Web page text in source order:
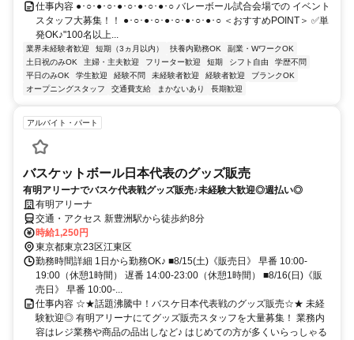
仕事内容 ●･○･●･○･●･○･●･○･●･○ バレーボール試合会場での イベント
スタッフ大募集！！ ●･○･●･○･●･○･●･○･●･○ ＜おすすめPOINT＞ ✅単
発OK♪"100名以上...
業界未経験者歓迎 短期（3ヵ月以内） 扶養内勤務OK
副業・WワークOK
土日祝のみOK
主婦・主夫歓迎 フリーター歓迎 短期 シフト自由
学歴不問
平日のみOK
学生歓迎 経験不問 未経験者歓迎 経験者歓迎
ブランクOK
オープニングスタッフ
交通費支給 まかないあり 長期歓迎
アルバイト・パート
バスケットボール日本代表のグッズ販売
有明アリーナでバスケ代表戦グッズ販売♪未経験大歓迎◎週払い◎
有明アリーナ
交通・アクセス 新豊洲駅から徒歩約8分
時給1,250円
東京都東京23区江東区
勤務時間詳細 1日から勤務OK♪ ■8/15(土)《販売日》 早番 10:00-
19:00（休憩1時間） 遅番 14:00-23:00（休憩1時間） ■8/16(日)《販
売日》 早番 10:00-...
仕事内容 ☆★話題沸騰中！バスケ日本代表戦のグッズ販売☆★ 未経
験歓迎◎ 有明アリーナにてグッズ販売スタッフを大量募集！ 業務内
容はレジ業務や商品の品出しなど♪ はじめての方が多くいらっしゃる